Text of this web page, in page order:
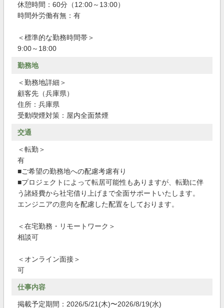
休憩時間：60分（12:00～13:00）
時間外労働有無：有
＜標準的な勤務時間帯＞
9:00～18:00
勤務地
＜勤務地詳細＞
顧客先（兵庫県）
住所：兵庫県
受動喫煙対策：屋内全面禁煙
交通
＜転勤＞
有
■ご希望の勤務地への配慮考慮有り
■プロジェクトによって転居可能性もありますが、転勤に伴
う諸経費から社宅借り上げまで全面サポートいたします。
エンジニアの意向を配慮した配置をしております。
＜在宅勤務・リモートワーク＞
相談可
＜オンライン面接＞
可
仕事内容
掲載予定期間：2026/5/21(木)〜2026/8/19(水)